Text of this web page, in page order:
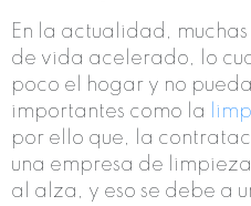
En la actualidad,
de vida acelerado, lo
poco el hogar y no
importantes como la
por ello que, la
una empresa de
al alza, y eso se debe a